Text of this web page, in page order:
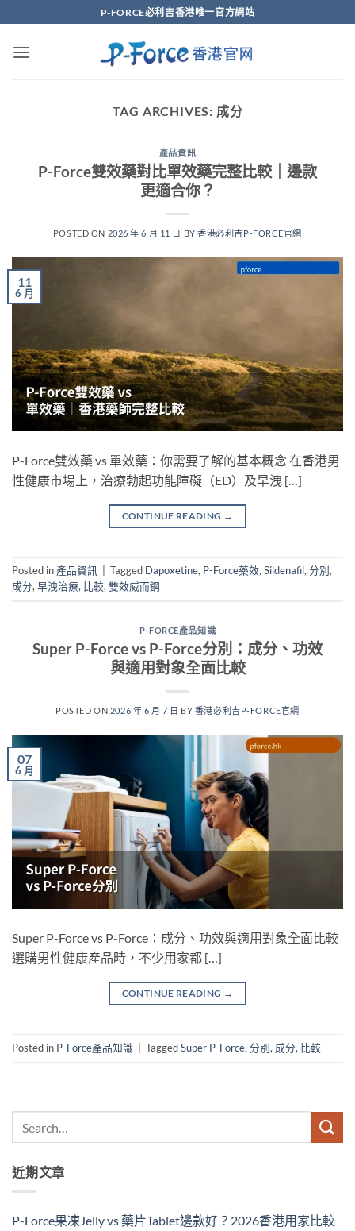
to
content
P-FORCE必利吉香港唯一官方網站
TAG ARCHIVES: 成分
產品資訊
P-Force雙效藥對比單效藥完整比較｜邊款
更適合你？
POSTED ON 2026 年 6 月 11 日 BY香港必利吉P-FORCE官網
11
6 月
P-Force雙效藥 vs 單效藥：你需要了解的基本概念 在香港男
性健康市場上，治療勃起功能障礙（ED）及早洩 […]
CONTINUE READING →
Posted in 產品資訊 Tagged Dapoxetine, P-Force藥效,Sildenafil,分別,
成分,早洩治療, 比較,雙效威而鋼
P-FORCE產品知識
Super P-Force vs P-Force分別：成分、功效
與適用對象全面比較
POSTED ON 2026 年 6 月 7 日 BY 香港必利吉P-FORCE官網
07
6 月
Super P-Force vs P-Force：成分、功效與適用對象全面比較
選購男性健康產品時，不少用家都 […]
CONTINUE READING →
Posted in P-Force產品知識 TaggedSuper P-Force,分別, 成分, 比較
近期文章
P-Force果凍Jelly vs 藥片Tablet邊款好？2026香港用家比較